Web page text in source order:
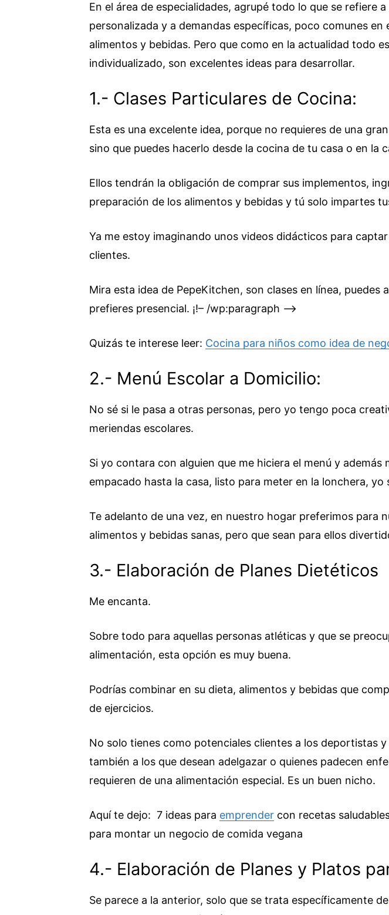
En el área de especialidades, agrupé todo lo que se refiere
personalizada y a demandas específicas, poco comunes en
alimentos y bebidas. Pero que como en la actualidad todo
individualizado, son excelentes ideas para desarrollar.
1.- Clases Particulares de Cocina:
Esta es una excelente idea, porque no requieres de una
sino que puedes hacerlo desde la cocina de tu casa o en la
Ellos tendrán la obligación de comprar sus implementos,
preparación de los alimentos y bebidas y tú solo impartes
Ya me estoy imaginando unos videos didácticos para
clientes.
Mira esta idea de PepeKitchen, son clases en línea, puedes
prefieres presencial. ¡!– /wp:paragraph –>
Quizás te interese leer: Cocina para niños como idea de
2.- Menú Escolar a Domicilio:
No sé si le pasa a otras personas, pero yo tengo poca
meriendas escolares.
Si yo contara con alguien que me hiciera el menú y además
empacado hasta la casa, listo para meter en la lonchera, yo
Te adelanto de una vez, en nuestro hogar preferimos para
alimentos y bebidas sanas, pero que sean para ellos
3.- Elaboración de Planes Dietéticos
Me encanta.
Sobre todo para aquellas personas atléticas y que se
alimentación, esta opción es muy buena.
Podrías combinar en su dieta, alimentos y bebidas que
de ejercicios.
No solo tienes como potenciales clientes a los deportistas
también a los que desean adelgazar o quienes padecen
requieren de una alimentación especial. Es un buen nicho.
Aquí te dejo: 7 ideas para emprender con recetas
para montar un negocio de comida vegana
4.- Elaboración de Planes y Platos
Se parece a la anterior, solo que se trata específicamente de